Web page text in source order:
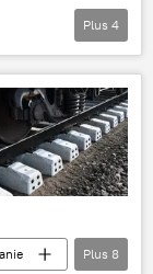
Plus 4
Plus 8